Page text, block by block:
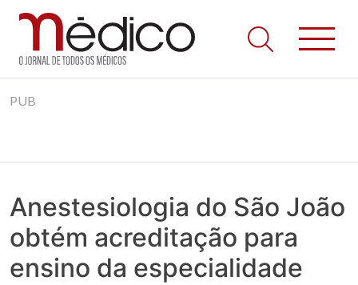
to
Jornal Médico
Médico – O Jornal de Todos os Médicos. Onde as notícias
realmente contam! Tudo o que se passa na Saúde!
PUB
Anestesiologia do São João
obtém acreditação para
ensino da especialidade